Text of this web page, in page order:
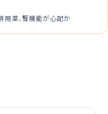
用薬、腎機能が心配か